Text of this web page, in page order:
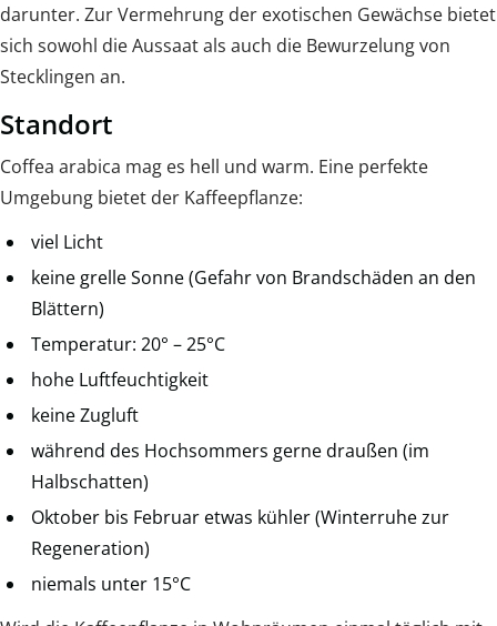
darunter. Zur Vermehrung der exotischen Gewächse bietet
sich sowohl die Aussaat als auch die Bewurzelung von
Stecklingen an.
Standort
Coffea arabica mag es hell und warm. Eine perfekte
Umgebung bietet der Kaffeepflanze:
viel Licht
keine grelle Sonne (Gefahr von Brandschäden an den
Blättern)
Temperatur: 20° – 25°C
hohe Luftfeuchtigkeit
keine Zugluft
während des Hochsommers gerne draußen (im
Halbschatten)
Oktober bis Februar etwas kühler (Winterruhe zur
Regeneration)
niemals unter 15°C